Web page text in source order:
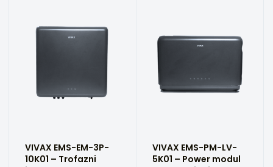
VIVAX EMS-EM-3P-
10K01 – Trofazni
VIVAX EMS-PM-LV-
5K01 – Power modul